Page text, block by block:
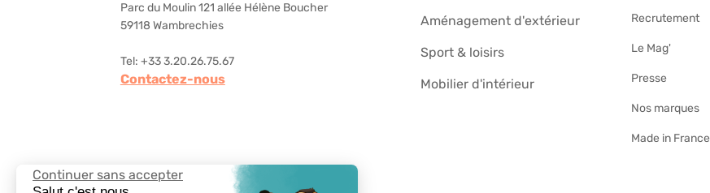
Continuer sans accepter
Parc du Moulin 121 allée Hélène Boucher
59118 Wambrechies
Tel: +33 3.20.26.75.67
Contactez-nous
Aménagement d'extérieur
Sport & loisirs
Mobilier d'intérieur
Recrutement
Le Mag'
Presse
Nos marques
Made in France
Suivez-nous